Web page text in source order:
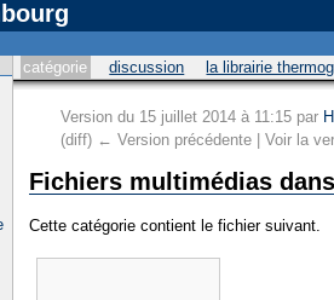
catégorie discussion la librairie
Version du 15 juillet 2014 à 11:15 par
(diff) ← Version précédente | Voir la
Fichiers multimédias
Cette catégorie contient le fichier suivant.